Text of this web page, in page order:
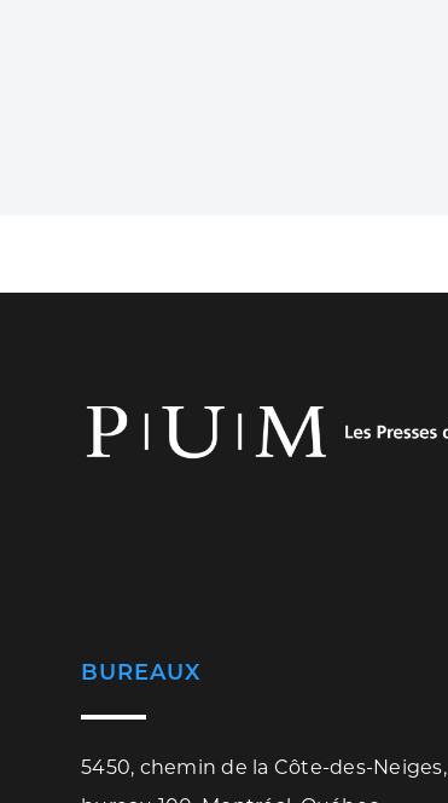
BUREAUX
5450, chemin de la Côte-des-Neiges,